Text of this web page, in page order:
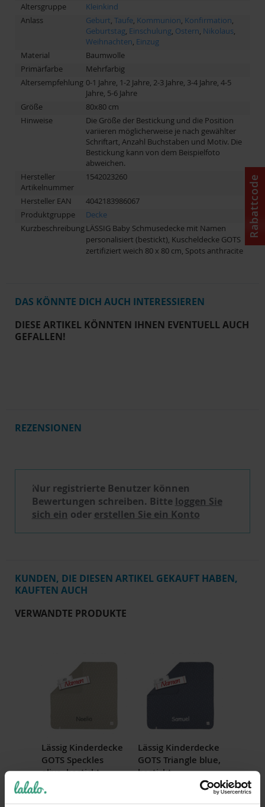
Altersgruppe
Kleinkind
Anlass
Geburt, Taufe, Kommunion, Konfirmation,
Geburtstag, Einschulung, Ostern, Nikolaus,
Weihnachten, Einzug
Material
Baumwolle
Primärfarbe
Mehrfarbig
Altersempfehlung 0-1 Jahre, 1-2 Jahre, 2-3 Jahre, 3-4 Jahre, 4-5
Jahre, 5-6 Jahre
Größe
80x80 cm
Hinweise
Die Größe der Bestickung und die Position
variieren möglicherweise je nach gewählter
Schriftart, Anzahl Buchstaben und Motiv. Die
Bestickung kann von dem Beispielfoto
abweichen.
Hersteller
Artikelnummer
1542023260
Hersteller EAN
4042183986067
Produktgruppe
Decke
KurzbeschreibungLÄSSIG Baby Schmusedecke mit Namen
personalisiert (bestickt), Kuscheldecke GOTS
zertifiziert weich 80 x 80 cm, Spots anthracite
DAS KÖNNTE DICH AUCH INTERESSIEREN
DIESE ARTIKEL KÖNNTEN IHNEN EVENTUELL AUCH
GEFALLEN!
REZENSIONEN
Nur registrierte Benutzer können
Bewertungen schreiben. Bitte loggen Sie
sich ein oder erstellen Sie ein Konto
KUNDEN, DIE DIESEN ARTIKEL GEKAUFT HABEN,
KAUFTEN AUCH
VERWANDTE PRODUKTE
Lässig Kinderdecke
GOTS Speckles
olive, bestickt
39,95 €
Lässig Kinderdecke
GOTS Triangle blue,
bestickt
Rabattcode